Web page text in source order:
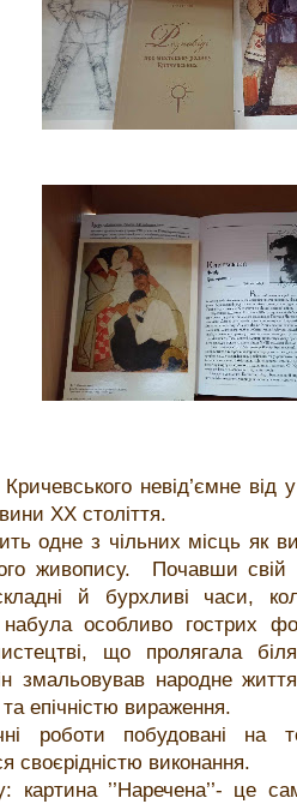
невід’ємне від
ХХ століття.
одне з чільних місць як
живопису. Почавши
й бурхливі часи,
набула особливо гострих
що пролягала
змальовував народне
епічністю вираження.
роботи побудовані на
своєрідністю виконання.
картина ’’Наречена’’- це